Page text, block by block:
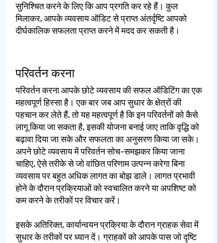
सुनिश्चित करने के लिए कि आप प्रगति कर रहे हैं। कुल
मिलाकर, आपके व्यवसाय ऑडिट से प्राप्त अंतर्दृष्टि आपको
दीर्घकालिक सफलता प्राप्त करने में मदद कर सकती है।
परिवर्तन करना
परिवर्तन करना आपके छोटे व्यवसाय की सफल ऑडिटिंग का एक
महत्वपूर्ण हिस्सा है। एक बार जब आप सुधार के क्षेत्रों की
पहचान कर लेते हैं, तो यह महत्वपूर्ण है कि इन परिवर्तनों को कैसे
लागू किया जा सकता है, इसकी योजना बनाई जाए ताकि वृद्धि को
बढ़ावा दिया जा सके और सफलता का अनुसरण किया जा सके।
अपने छोटे व्यवसाय में परिवर्तन सोच-समझकर किया जाना
चाहिए, ऐसे तरीके से जो वांछित परिणाम उत्पन्न करेगा बिना
व्यवसाय पर बहुत अधिक लागत का बोझ डाले। लागत प्रभावी
होने के दौरान प्रक्रियाओं को स्वचालित करने या अपशिष्ट को
कम करने के तरीकों पर विचार करें।
इसके अतिरिक्त, कार्यान्वयन प्रक्रिया के दौरान ग्राहक सेवा में
सुधार के तरीकों पर ध्यान दें। ग्राहकों को आपके पास जो दृष्टि